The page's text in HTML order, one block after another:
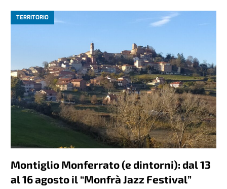
TERRITORIO
Montiglio Monferrato (e dintorni): dal 13
al 16 agosto il “Monfrà Jazz Festival”